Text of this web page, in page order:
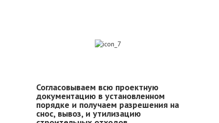
Согласовываем всю проектную
документацию в установленном
порядке и получаем разрешения на
снос, вывоз, и утилизацию